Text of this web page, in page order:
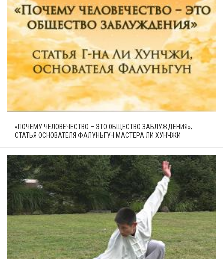
«ПОЧЕМУ ЧЕЛОВЕЧЕСТВО – ЭТО ОБЩЕСТВО ЗАБЛУЖДЕНИЯ»,
СТАТЬЯ ОСНОВАТЕЛЯ ФАЛУНЬГУН МАСТЕРА ЛИ ХУНЧЖИ